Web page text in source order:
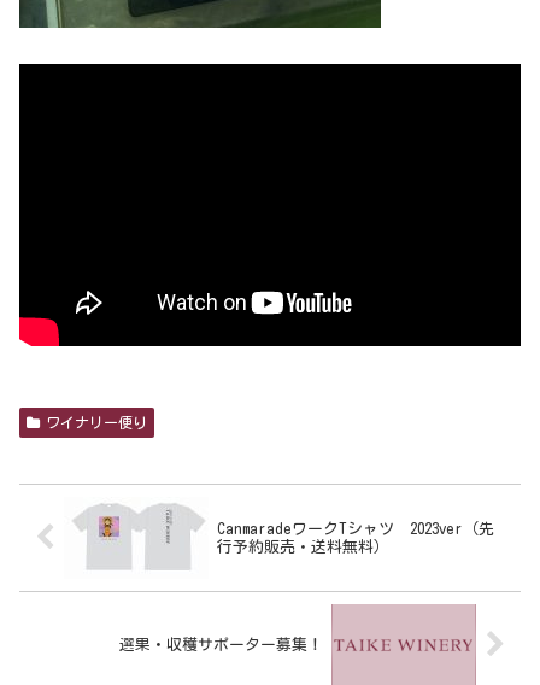
ワイナリー便り
CanmaradeワークTシャツ 2023ver（先
行予約販売・送料無料）
選果・収穫サポーター募集！